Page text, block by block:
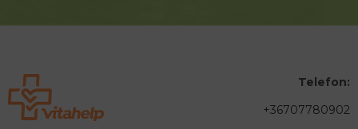
Telefon:
+36707780902